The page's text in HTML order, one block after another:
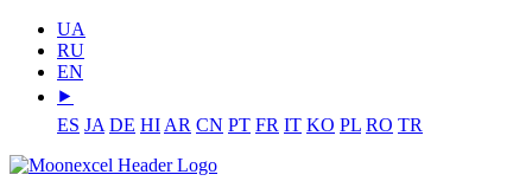
UA
RU
EN
⯈
ES JA DE HI AR CN PT FR IT KO PL RO TR